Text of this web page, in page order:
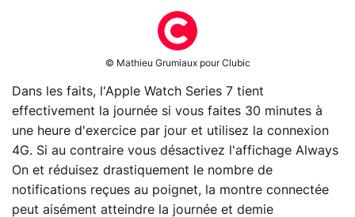
© Mathieu Grumiaux pour Clubic
Dans les faits, l'Apple Watch Series 7 tient
effectivement la journée si vous faites 30 minutes à
une heure d'exercice par jour et utilisez la connexion
4G. Si au contraire vous désactivez l'affichage Always
On et réduisez drastiquement le nombre de
notifications reçues au poignet, la montre connectée
peut aisément atteindre la journée et demie